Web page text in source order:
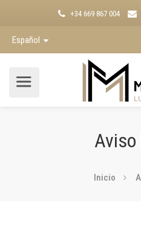
+34 669 867 004
Español
Aviso
Inicio